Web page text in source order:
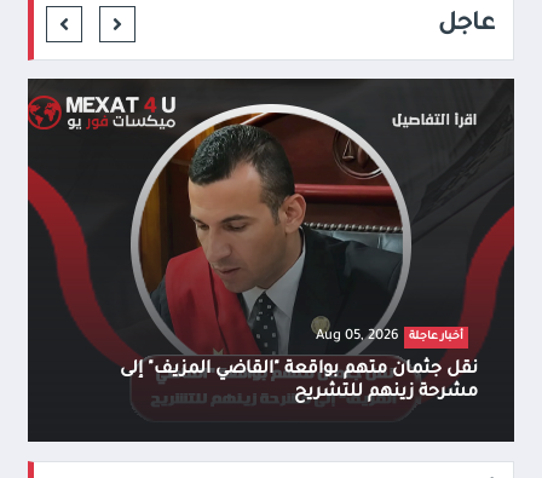
عاجل
أخبار عاجلة Aug 05, 2026
نقل جثمان متهم بواقعة "القاضي المزيف" إلى
مشرحة زينهم للتشريح